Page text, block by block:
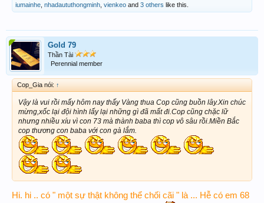
iumainhe nhadaututhongminh vienkeo and 3 others like this.
Gold 79
Thần Tài
Perennial member
Cop_Gia nói: ↑
Vậy là vui rồi mấy hôm nay thấy Vàng thua Cop cũng buồn lây.Xin chúc
mừng,xốc lại đội hình lấy lại những gì đã mất đi.Cop cũng chặc lữ
nhưng nhiều xíu vì con 73 mà thành baba thì cop vô sâu rồi.Miền Bắc
cop thương con baba với con gà lắm.
Hi. hi .. có " một sự thật không thể chối cãi " là ... Hễ có em 68